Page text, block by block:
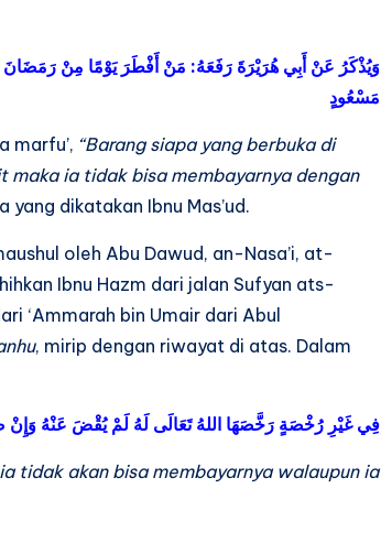
وَيُذْكَرُ عَنْ أَبِي هُرَيْرَةَ رَفَعَهُ: مَنْ أَفْطَرَ يَوْمًا مِنْ
مَسْعُودٍ
marfu’, “Barang siapa yang berbuka di
maka ia tidak bisa membayarnya dengan
yang dikatakan Ibnu Mas’ud.
oleh Abu Dawud, an-Nasa’i, at-
Ibnu Hazm dari jalan Sufyan ats-
‘Ammarah bin Umair dari Abul
, mirip dengan riwayat di atas. Dalam
فِي غَيْرِ رُخْصَةٍ رَخَّصَهَا اللهُ تَعَالَى لَهُ لَمْ يُقْضَ عَنْهُ وَإِنْ
tidak akan bisa membayarnya walaupun ia